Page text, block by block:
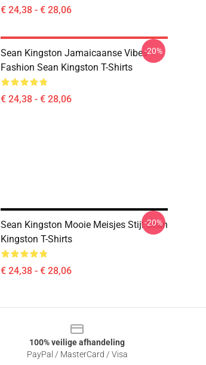
€ 24,38 - € 28,06
Sean Kingston Jamaicaanse Vibes
Fashion Sean Kingston T-Shirts
€ 24,38 - € 28,06
-20%
Sean Kingston Mooie Meisjes Stijl Sean
Kingston T-Shirts
€ 24,38 - € 28,06
-20%
100% veilige afhandeling
PayPal / MasterCard / Visa